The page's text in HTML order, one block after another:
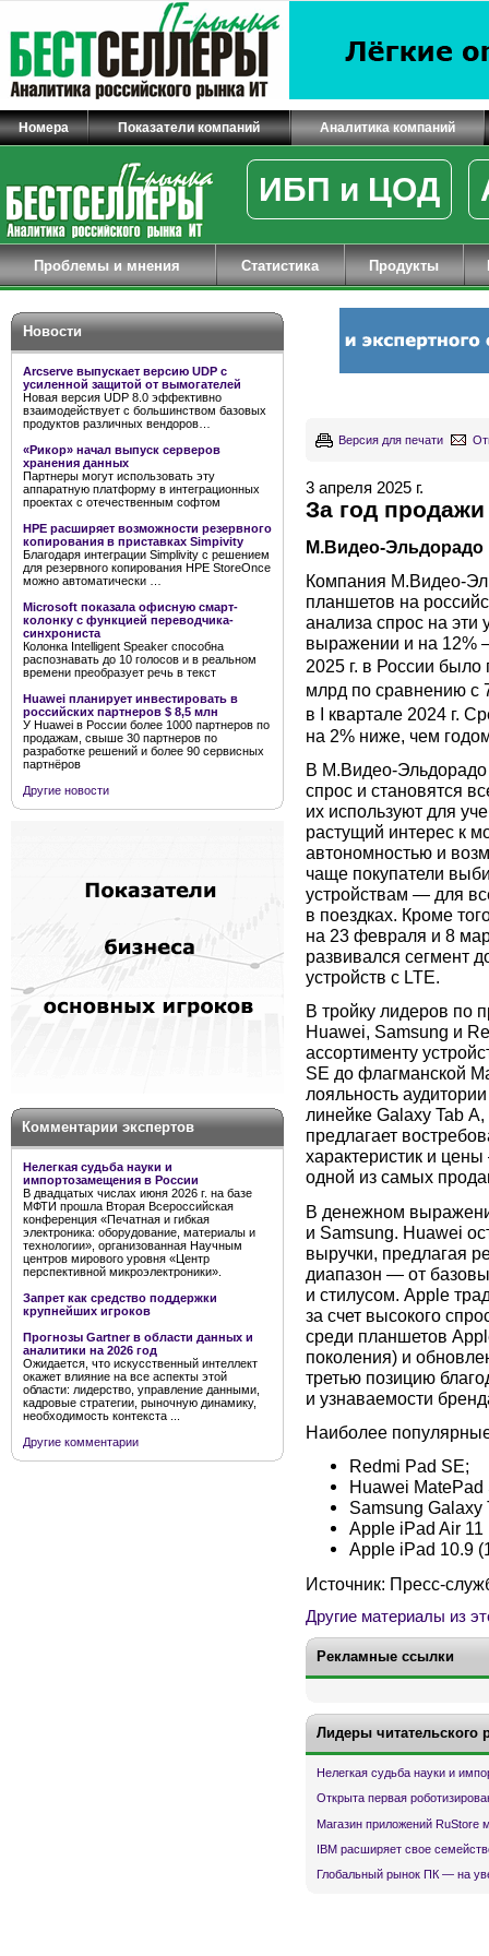
Номера Показатели компаний Аналитика компаний
ИБП и ЦОД
Проблемы и мнения Статистика Продукты
Новости
Arcserve выпускает версию UDP с
усиленной защитой от вымогателей
Новая версия UDP 8.0 эффективно
взаимодействует с большинством базовых
продуктов различных вендоров…
«Рикор» начал выпуск серверов
хранения данных
Партнеры могут использовать эту
аппаратную платформу в интеграционных
проектах с отечественным софтом
HPE расширяет возможности резервного
копирования в приставках Simpivity
Благодаря интеграции Simplivity с решением
для резервного копирования HPE StoreOnce
можно автоматически …
Microsoft показала офисную смарт-
колонку с функцией переводчика-
синхрониста
Колонка Intelligent Speaker способна
распознавать до 10 голосов и в реальном
времени преобразует речь в текст
Huawei планирует инвестировать в
российских партнеров $ 8,5 млн
У Huawei в России более 1000 партнеров по
продажам, свыше 30 партнеров по
разработке решений и более 90 сервисных
партнёров
Другие новости
Комментарии экспертов
Нелегкая судьба науки и
импортозамещения в России
В двадцатых числах июня 2026 г. на базе
МФТИ прошла Вторая Всероссийская
конференция «Печатная и гибкая
электроника: оборудование, материалы и
технологии», организованная Научным
центров мирового уровня «Центр
перспективной микроэлектроники».
Запрет как средство поддержки
крупнейших игроков
Прогнозы Gartner в области данных и
аналитики на 2026 год
Ожидается, что искусственный интеллект
окажет влияние на все аспекты этой
области: лидерство, управление данными,
кадровые стратегии, рыночную динамику,
необходимость контекста ...
Другие комментарии
Версия для печати
3 апреля 2025 г.
За год
М.Видео-Эльдорадо
Компания М.Видео-
планшетов на
анализа спрос на эти
выражении и на 12%
2025 г. в России
млрд по сравнению с
в I квартале 2024 г.
на 2% ниже, чем
В М.Видео-Эльдорадо
спрос и становятся
их используют для
растущий интерес к
автономностью и
чаще покупатели
устройствам — для
в поездках. Кроме
на 23 февраля и 8
развивался сегмент
устройств с LTE.
В тройку лидеров по
Huawei, Samsung и
ассортименту
SE до флагманской
лояльность
линейке Galaxy Tab
предлагает
характеристик и
одной из самых
В денежном
и Samsung. Huawei
выручки, предлагая
диапазон — от
и стилусом. Apple
за счет высокого
среди планшетов
поколения) и
третью позицию
и узнаваемости
Наиболее
Redmi Pad SE;
Huawei MatePad
Samsung Galaxy
Apple iPad Air 11
Apple iPad 10.9
Источник: Пресс-
Другие материалы из
Рекламные ссылки
Лидеры читательского
Нелегкая судьба науки и
Открыта первая
Магазин приложений RuStore
IBM расширяет свое
Глобальный рынок ПК — на